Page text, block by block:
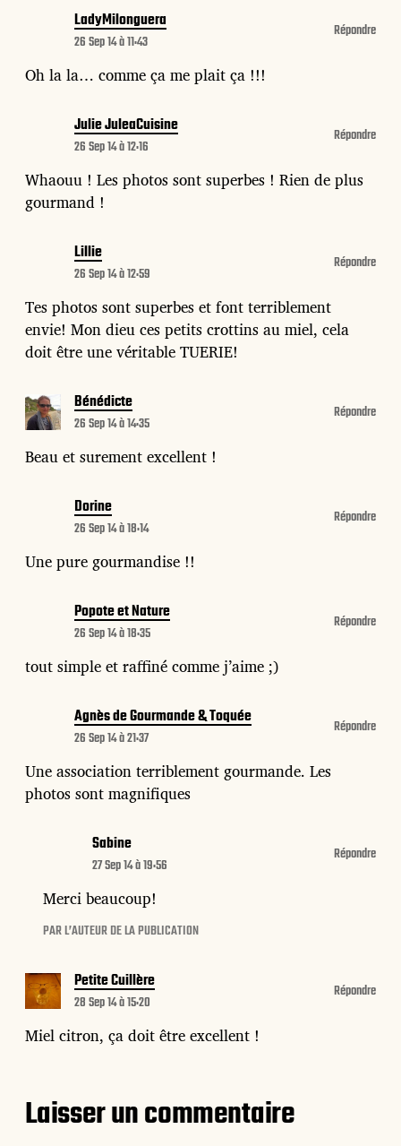
LadyMilonguera
26 Sep 14 à 11:43
Oh la la… comme ça me plait ça !!!
Répondre
Julie JuleaCuisine
26 Sep 14 à 12:16
Whaouu ! Les photos sont superbes ! Rien de plus
gourmand !
Répondre
Lillie
26 Sep 14 à 12:59
Tes photos sont superbes et font terriblement
envie! Mon dieu ces petits crottins au miel, cela
doit être une véritable TUERIE!
Répondre
Bénédicte
26 Sep 14 à 14:35
Beau et surement excellent !
Répondre
Dorine
26 Sep 14 à 18:14
Une pure gourmandise !!
Répondre
Popote et Nature
26 Sep 14 à 18:35
tout simple et raffiné comme j’aime ;)
Répondre
Agnès de Gourmande & Toquée
26 Sep 14 à 21:37
Une association terriblement gourmande. Les
photos sont magnifiques
Répondre
Sabine
27 Sep 14 à 19:56
Merci beaucoup!
PAR L’AUTEUR DE LA PUBLICATION
Répondre
Petite Cuillère
28 Sep 14 à 15:20
Miel citron, ça doit être excellent !
Répondre
Laisser un commentaire